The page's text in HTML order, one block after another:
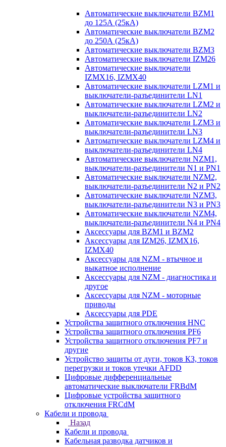
Автоматические выключатели BZM1
до 125А (25кА)
Автоматические выключатели BZM2
до 250А (25кА)
Автоматические выключатели BZM3
Автоматические выключатели IZM26
Автоматические выключатели
IZMX16, IZMX40
Автоматические выключатели LZM1 и
выключатели-разъединители LN1
Автоматические выключатели LZM2 и
выключатели-разъединители LN2
Автоматические выключатели LZM3 и
выключатели-разъединители LN3
Автоматические выключатели LZM4 и
выключатели-разъединители LN4
Автоматические выключатели NZM1,
выключатели-разъединители N1 и PN1
Автоматические выключатели NZM2,
выключатели-разъединители N2 и PN2
Автоматические выключатели NZM3,
выключатели-разъединители N3 и PN3
Автоматические выключатели NZM4,
выключатели-разъединители N4 и PN4
Аксессуары для BZM1 и BZM2
Аксессуары для IZM26, IZMX16,
IZMX40
Аксессуары для NZM - втычное и
выкатное исполнение
Аксессуары для NZM - диагностика и
другое
Аксессуары для NZM - моторные
приводы
Аксессуары для PDE
Устройства защитного отключения HNC
Устройства защитного отключения PF6
Устройства защитного отключения PF7 и
другие
Устройство защиты от дуги, токов КЗ, токов
перегрузки и токов утечки AFDD
Цифровые дифференциальные
автоматические выключатели FRBdM
Цифровые устройства защитного
отключения FRCdM
Кабели и провода
Назад
Кабели и провода
Кабельная разводка датчиков и